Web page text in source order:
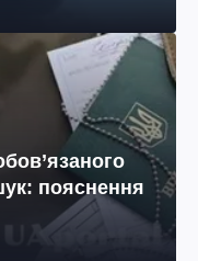
пояснення